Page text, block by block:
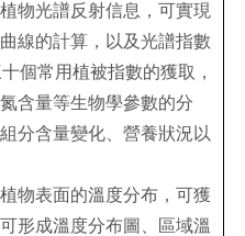
物光譜反射信息，可實現
線的計算，以及光譜指數
個常用植被指數的獲取，
含量等生物學參數的分
分含量變化、營養狀況以
物表面的溫度分布，可獲
形成溫度分布圖、區域溫